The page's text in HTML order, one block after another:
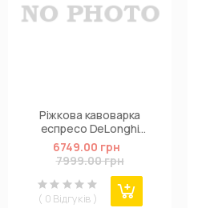
Ріжкова кавоварка
еспресо DeLonghi
EC685.BK
6749.00 грн
7999.00 грн
( 0 Відгуків )